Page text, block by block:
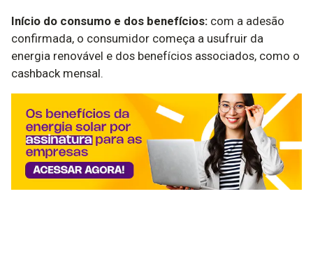
Início do consumo e dos benefícios: com a adesão
confirmada, o consumidor começa a usufruir da
energia renovável e dos benefícios associados, como o
cashback mensal.